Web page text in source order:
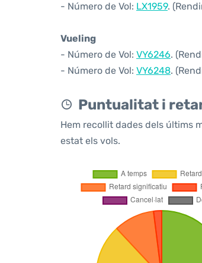
- Número de Vol: LX1959.
Vueling
- Número de Vol: VY6246.
- Número de Vol: VY6248.
Puntualitat i
Hem recollit dades dels últims
estat els vols.